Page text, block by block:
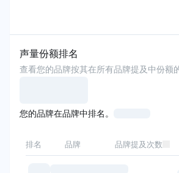
声量份额排名
查看您的品牌按其在所有品牌提及中份额
您的品牌在品牌中排名。
排名 品牌 品牌提及次数